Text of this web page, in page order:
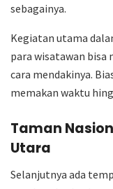
sebagainya.
Kegiatan utama
para wisatawan bisa
cara mendakinya.
memakan waktu
Taman
Utara
Selanjutnya ada